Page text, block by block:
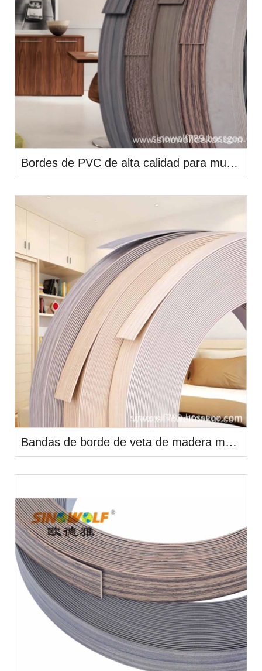
Bordes de PVC de alta calidad para muebles
Bandas de borde de veta de madera más vendidas